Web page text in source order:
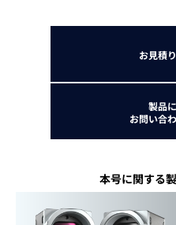
お見積
製品
お問い合
本号に関する